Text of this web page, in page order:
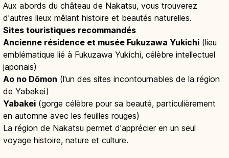
Aux abords du château de Nakatsu, vous trouverez
d'autres lieux mêlant histoire et beautés naturelles.
Sites touristiques recommandés
Ancienne résidence et musée Fukuzawa Yukichi (lieu
emblématique lié à Fukuzawa Yukichi, célèbre intellectuel
japonais)
Ao no Dōmon (l'un des sites incontournables de la région
de Yabakei)
Yabakei (gorge célèbre pour sa beauté, particulièrement
en automne avec les feuilles rouges)
La région de Nakatsu permet d'apprécier en un seul
voyage histoire, nature et culture.